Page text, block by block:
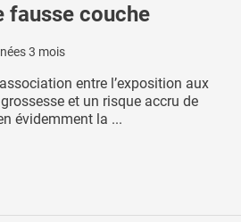
fausse couche
3 mois
entre l’exposition aux
et un risque accru de
évidemment la ...